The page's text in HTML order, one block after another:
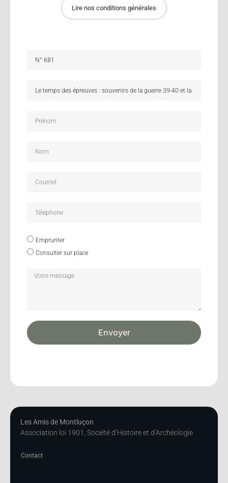
Lire nos conditions générales
Emprunter
Consulter sur place
Envoyer
Les Amis de Montluçon
Association loi 1901, Société d’Histoire et d’Archéologie
Contact